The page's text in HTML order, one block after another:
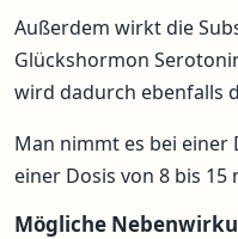
Außerdem wirkt die
Glückshormon
wird dadurch ebenfalls
Man nimmt es bei einer
einer Dosis von 8 bis 15
Mögliche